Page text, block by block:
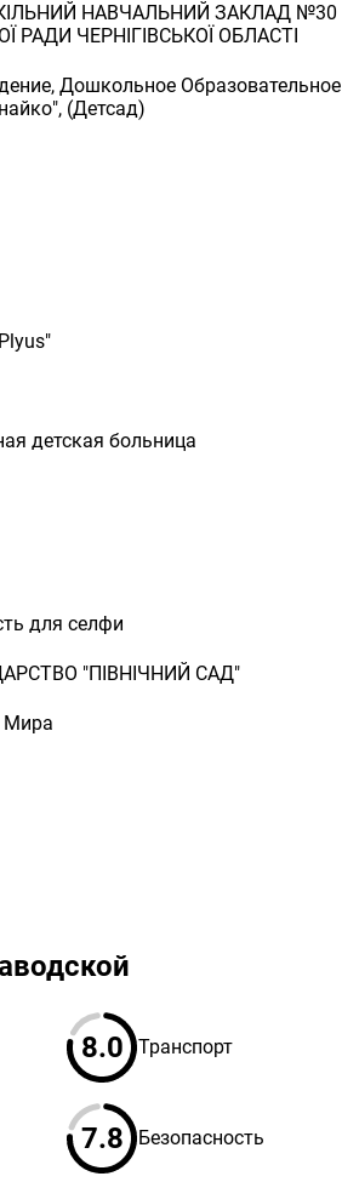
НАВЧАЛЬНИЙ ЗАКЛАД №30
РАДИ ЧЕРНІГІВСЬКОЇ ОБЛАСТІ
Дошкольное Образовательное
(Детсад)
детская больница
для селфи
"ПІВНІЧНИЙ САД"
Мира
8.0 Транспорт
7.8 Безопасность